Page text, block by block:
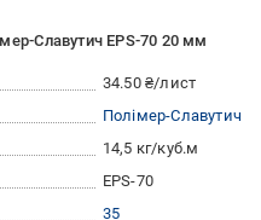
Славутич EPS-70 20 мм
34.50 ₴/лист
Полімер-Славутич
14,5 кг/куб.м
EPS-70
35